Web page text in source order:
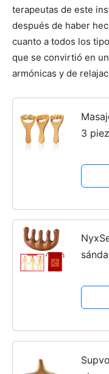
terapeutas de este
después de haber
cuanto a todos los
que se convirtió en
armónicas y de
3
Gua